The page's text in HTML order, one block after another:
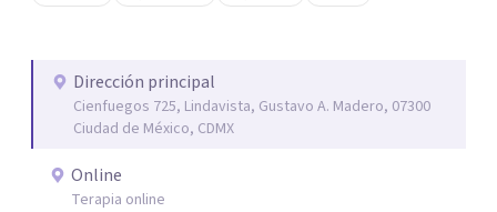
Dirección principal
Cienfuegos 725, Lindavista, Gustavo A. Madero, 07300
Ciudad de México, CDMX
Online
Terapia online